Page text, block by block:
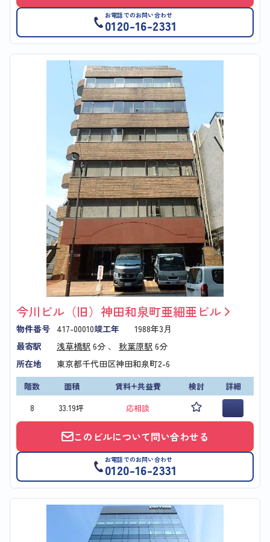
お電話でのお問い合わせ
0120-16-2331
今川ビル（旧）神田和泉町亜細亜ビル
物件番号 417-00010竣工年
1988年3月
最寄駅
浅草橋駅 6分 、 秋葉原駅 6分
所在地
東京都千代田区神田和泉町2-6
階数 面積 賃料+共益費 検討
詳細
8
33.19坪 応相談
このビルについて問い合わせる
お電話でのお問い合わせ
0120-16-2331